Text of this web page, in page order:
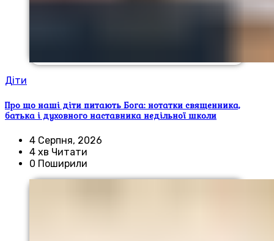
Діти
Про що наші діти питають Бога: нотатки священника,
батька і духовного наставника недільної школи
4 Серпня, 2026
4 хв Читати
0 Поширили